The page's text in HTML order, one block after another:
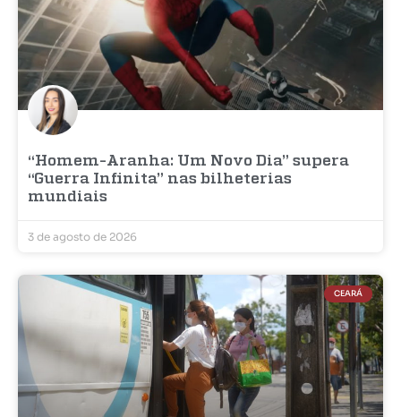
“Homem-Aranha: Um Novo Dia” supera
“Guerra Infinita” nas bilheterias
mundiais
3 de agosto de 2026
CEARÁ